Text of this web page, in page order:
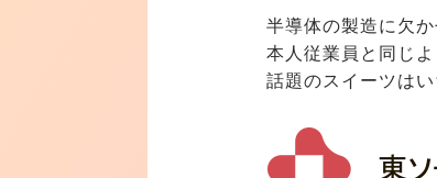
半導体の製造に欠
本人従業員と同じ
話題のスイーツは